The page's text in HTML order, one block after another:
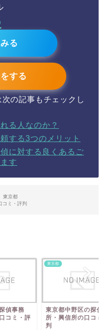
る
する
の記事もチェックし
る人なのか？
する3つのメリット
に対する良くあるご
す
東京都
コミ・評判
偵事務
コミ・評
東京都
東京都中野区の探偵
所・興信所の口コミ
判